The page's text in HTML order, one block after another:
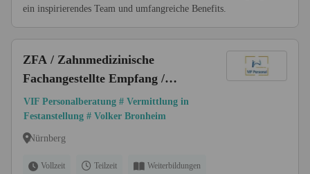
ein inspirierendes Team und umfangreiche Benefits.
ZFA / Zahnmedizinische
Fachangestellte Empfang /
Rezeption (m/w/d) Raum
Nürnberg
VIF Personalberatung # Vermittlung in
Festanstellung # Volker Bronheim
Nürnberg
Vollzeit Teilzeit Weiterbildungen